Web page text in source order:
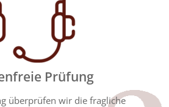
Prüfung
überprüfen wir die fragliche